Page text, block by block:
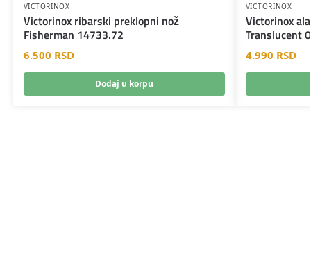
VICTORINOX
Victorinox ribarski preklopni nož
Fisherman 14733.72
6.500 RSD
Dodaj u korpu
VICTORINOX
Victorinox
Translucent
4.990 RSD